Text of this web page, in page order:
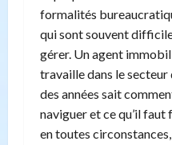
formalités
qui sont souvent
gérer. Un agent
travaille dans le secteur
des années sait
naviguer et ce qu’il faut
en toutes